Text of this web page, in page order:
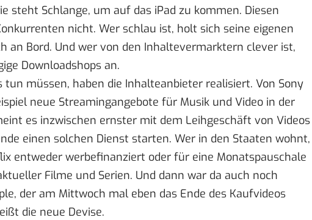
steht Schlange, um auf das iPad zu kommen. Diesen
nicht. Wer schlau ist, holt sich seine eigenen
an Bord. Und wer von den Inhaltevermarktern clever ist,
Downloadshops an.
tun müssen, haben die Inhalteanbieter realisiert. Von Sony
neue Streamingangebote für Musik und Video in der
es inzwischen ernster mit dem Leihgeschäft von Videos
einen solchen Dienst starten. Wer in den Staaten wohnt,
entweder werbefinanziert oder für eine Monatspauschale
Filme und Serien. Und dann war da auch noch
der am Mittwoch mal eben das Ende des Kaufvideos
die neue Devise.